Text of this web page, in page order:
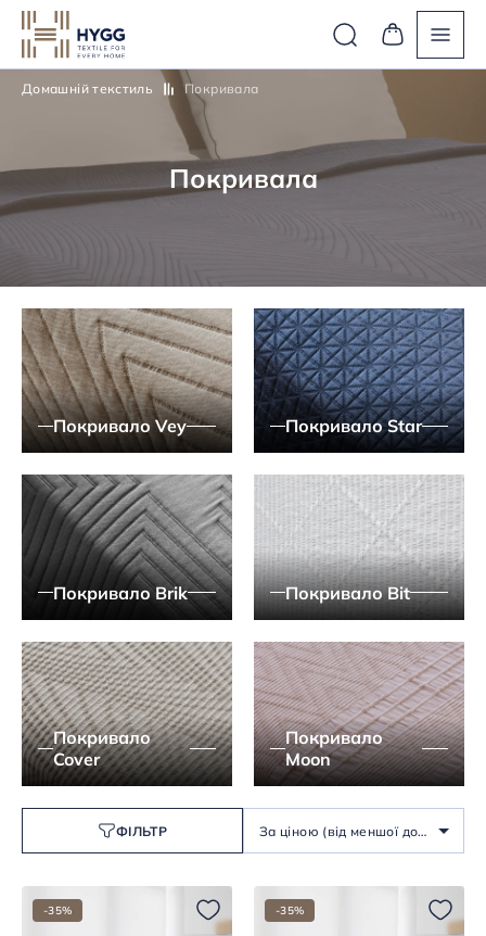
Домашній текстиль Покривала
Покривала
Покривало Vey Покривало Star
Покривало Brik Покривало Bit
Покривало
Cover
Покривало
Moon
ФІЛЬТР
За ціною (від меншої до
-35% -35%